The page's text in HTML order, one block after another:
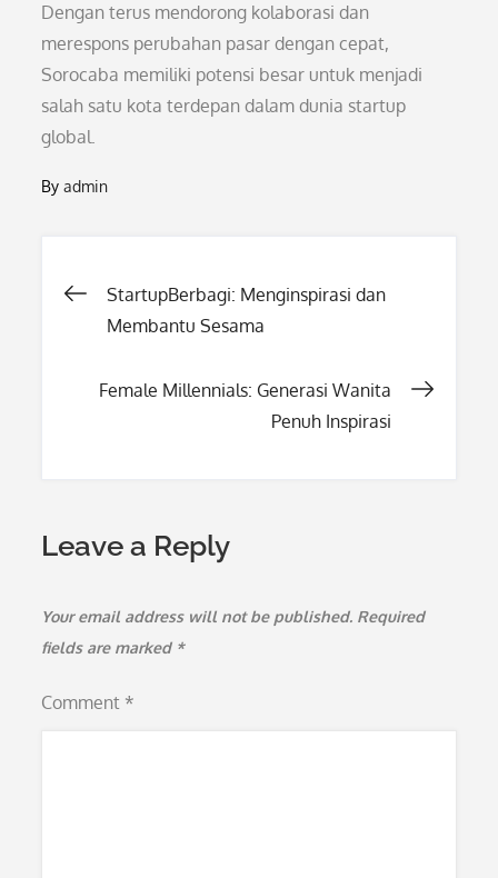
Dengan terus mendorong kolaborasi dan
merespons perubahan pasar dengan cepat,
Sorocaba memiliki potensi besar untuk menjadi
salah satu kota terdepan dalam dunia startup
global.
Byadmin
Post
StartupBerbagi: Menginspirasi dan
Membantu Sesama
Female Millennials: Generasi Wanita
Penuh Inspirasi
Leave a Reply
Your email address will not be published. Required
fields are marked *
Comment *